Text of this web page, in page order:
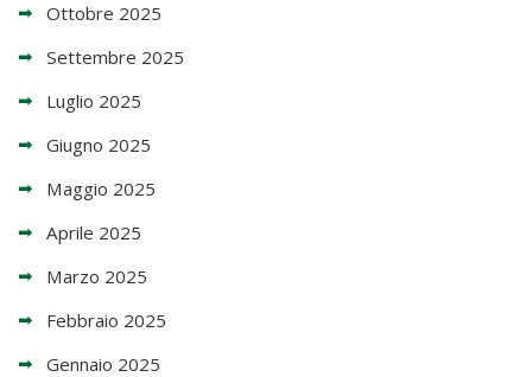
Ottobre 2025
Settembre 2025
Luglio 2025
Giugno 2025
Maggio 2025
Aprile 2025
Marzo 2025
Febbraio 2025
Gennaio 2025